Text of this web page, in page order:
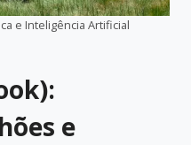
e Inteligência Artificial
e